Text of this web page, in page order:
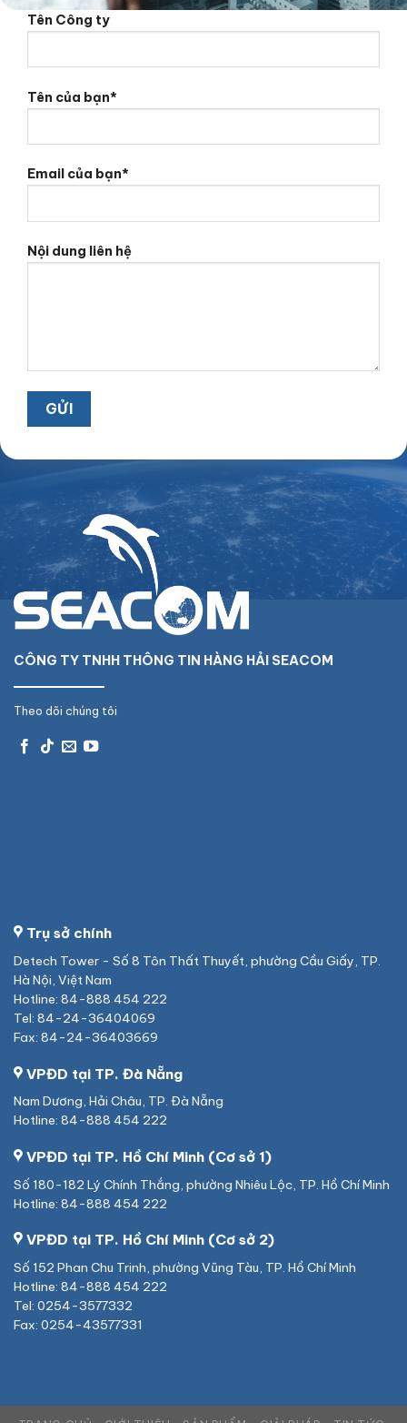
Tên Công ty
Tên của bạn*
Email của bạn*
Nội dung liên hệ
CÔNG TY TNHH THÔNG TIN HÀNG HẢI SEACOM
Theo dõi chúng tôi
Trụ sở chính
Detech Tower - Số 8 Tôn Thất Thuyết, phường Cầu Giấy, TP.
Hà Nội, Việt Nam
Hotline: 84-888 454 222
Tel: 84-24-36404069
Fax: 84-24-36403669
VPĐD tại TP. Đà Nẵng
Nam Dương, Hải Châu, TP. Đà Nẵng
Hotline: 84-888 454 222
VPĐD tại TP. Hồ Chí Minh (Cơ sở 1)
Số 180-182 Lý Chính Thắng, phường Nhiêu Lộc, TP. Hồ Chí Minh
Hotline: 84-888 454 222
VPĐD tại TP. Hồ Chí Minh (Cơ sở 2)
Số 152 Phan Chu Trinh, phường Vũng Tàu, TP. Hồ Chí Minh
Hotline: 84-888 454 222
Tel: 0254-3577332
Fax: 0254-43577331